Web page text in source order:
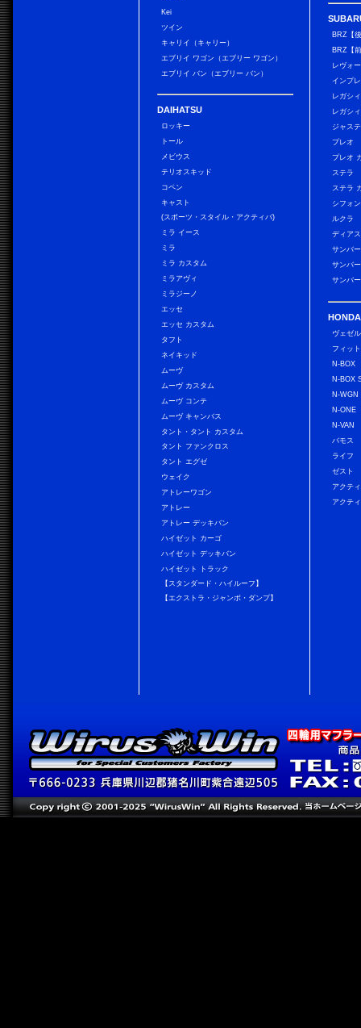
Kei
ツイン
キャリイ（キャリー）
エブリイ ワゴン（エブリー ワゴン）
エブリイ バン（エブリー バン）
DAIHATSU
ロッキー
トール
メビウス
テリオスキッド
コペン
キャスト
(スポーツ・スタイル・アクティバ)
ミラ イース
ミラ
ミラ カスタム
ミラアヴィ
ミラジーノ
エッセ
エッセ カスタム
タフト
ネイキッド
ムーヴ
ムーヴ カスタム
ムーヴ コンテ
ムーヴ キャンバス
タント・タント カスタム
タント ファンクロス
タント エグゼ
ウェイク
アトレーワゴン
アトレー
アトレー デッキバン
ハイゼット カーゴ
ハイゼット デッキバン
ハイゼット トラック
【スタンダード・ハイルーフ】
【エクストラ・ジャンボ・ダンプ】
BRZ【
BRZ【
レヴォ
インプ
レガシ
レガシ
ジャス
プレオ
プレオ
ステラ
ステラ
シフォ
ルクラ
ディア
サンバ
サンバ
サンバ
HONDA
ヴェゼル
フィット
N-BOX
N-BOX
N-WGN
N-ONE
N-VAN
バモス
ライフ
ゼスト
アクテ
アクテ